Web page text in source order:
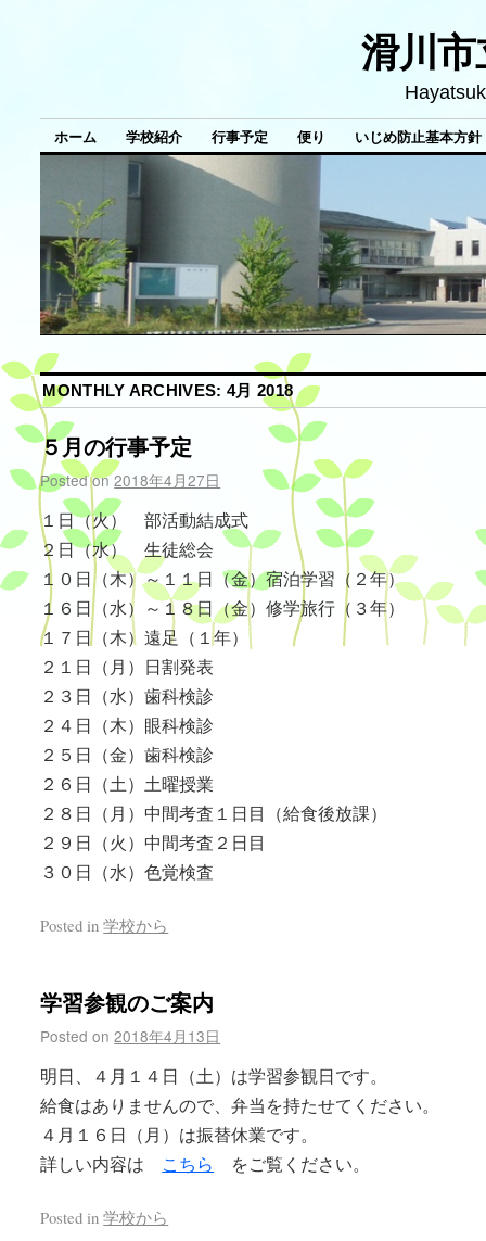
滑川市
ホーム 学校紹介 行事予定 便り いじめ防止基本方針
MONTHLY ARCHIVES:4月 2018
５月の行事予定
Posted on 2018年4月27日
１日（火） 部活動結成式
２日（水） 生徒総会
１０日（木）～１１日（金）宿泊学習（２年）
１６日（水）～１８日（金）修学旅行（３年）
１７日（木）遠足（１年）
２１日（月）日割発表
２３日（水）歯科検診
２４日（木）眼科検診
２５日（金）歯科検診
２６日（土）土曜授業
２８日（月）中間考査１日目（給食後放課）
２９日（火）中間考査２日目
３０日（水）色覚検査
Posted in 学校から
学習参観のご案内
Posted on 2018年4月13日
明日、４月１４日（土）は学習参観日です。
給食はありませんので、弁当を持たせてください。
４月１６日（月）は振替休業です。
詳しい内容は こちら をご覧ください。
Posted in 学校から